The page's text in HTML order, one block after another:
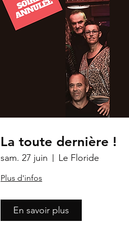
La toute dernière !
sam. 27 juin Le Floride
Plus d'infos
En savoir plus